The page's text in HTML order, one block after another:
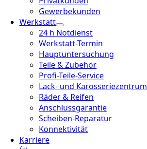
Gewerbekunden
Werkstatt
24 h Notdienst
Werkstatt-Termin
Hauptuntersuchung
Teile & Zubehör
Profi-Teile-Service
Lack- und Karosseriezentrum
Räder & Reifen
Anschlussgarantie
Scheiben-Reparatur
Konnektivität
Karriere